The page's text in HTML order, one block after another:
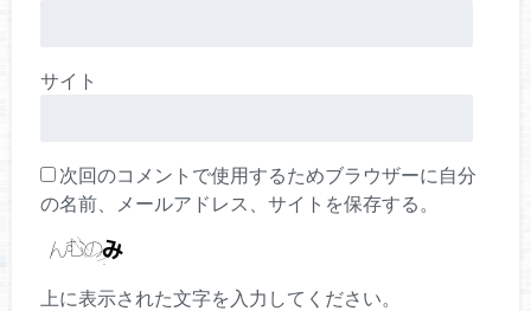
サイト
次回のコメントで使用するためブラウザーに自分
の名前、メールアドレス、サイトを保存する。
上に表示された文字を入力してください。